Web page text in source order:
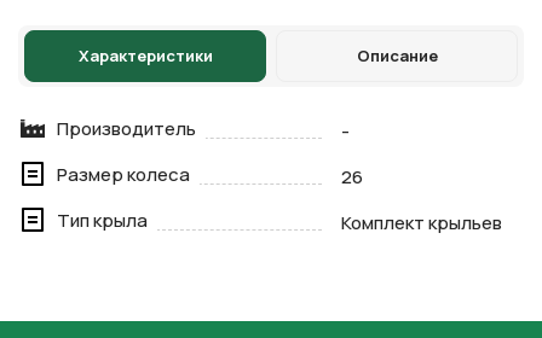
Характеристики Описание
Производитель
-
Размер колеса
26
Тип крыла
Комплект крыльев